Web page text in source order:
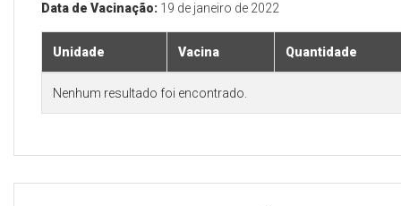
Data de Vacinação: 19 de janeiro de 2022
Unidade Vacina Quantidade
Nenhum resultado foi encontrado.